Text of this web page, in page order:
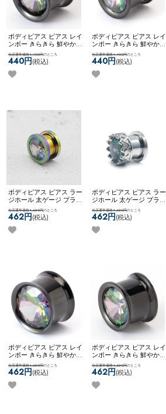
ボディピアス ピアス レイ
ンボー きらきら 鮮やか
ジュエル カスタム コーデ
ィネート ステンレス ネコ
ポス不可[ 00G ] ONEジュ
エルフレア
当店通常価格4,400円のところ
440円(税込)
ボディピアス ピアス レイ
ンボー きらきら 鮮やか
ジュエル カスタム コーデ
ィネート ステンレス ネコ
ポス不可[ 0G ] ONEジュエ
ルフレア
当店通常価格4,400円のところ
440円(税込)
ボディピアス ピアス ラー
ジホール 太ゲージ プラグ
トンネル 大きいサイズ 拡
張 ネコポス不可 [ 12mm ]
ジュエルフレッシュトン
ネル
当店通常価格4,620円のところ
462円(税込)
ボディピアス ピアス ラー
ジホール 太ゲージ プラグ
トンネル 大きいサイズ 拡
張 王冠 ネコポス不可
12mm ] クラウンジュエル
フレッシュトンネル
当店通常価格4,620円のところ
462円(税込)
ボディピアス ピアス レイ
ンボー きらきら 鮮やか
ジュエル カスタム コーデ
ィネート ステンレス ネコ
ポス不可[ 14mm ] ONEジ
ュエルフレア
当店通常価格4,620円のところ
462円(税込)
ボディピアス ピアス レイ
ンボー きらきら 鮮やか
ジュエル カスタム コーデ
ィネート ステンレス ネコ
ポス不可[ 12mm ] ONEジ
ュエルフレア
当店通常価格4,620円のところ
462円(税込)